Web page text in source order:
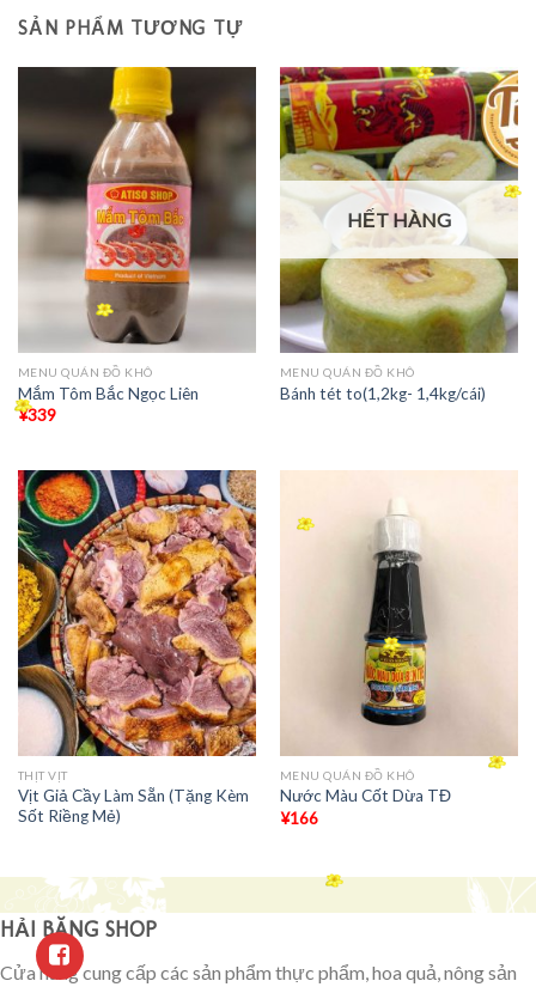
SẢN PHẨM TƯƠNG TỰ
MENU QUÁN ĐỒ KHÔ
Mắm Tôm Bắc Ngọc Liên
¥339
HẾT HÀNG
MENU QUÁN ĐỒ KHÔ
Bánh tét to(1,2kg- 1,4kg/cái)
THỊT VỊT
Vịt Giả Cầy Làm Sẵn (Tặng Kèm
Sốt Riềng Mẻ)
MENU QUÁN ĐỒ KHÔ
Nước Màu Cốt Dừa TĐ
¥166
HẢI BĂNG SHOP
Cửa hàng cung cấp các sản phẩm thực phẩm, hoa quả, nông sản